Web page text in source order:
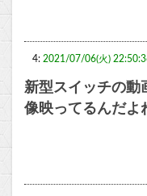
4: 2021/07/06(火)
新型スイッチの動
像映ってるんだよ